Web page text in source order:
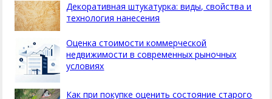
Декоративная штукатурка: виды, свойства и
технология нанесения
Оценка стоимости коммерческой
недвижимости в современных рыночных
условиях
Как при покупке оценить состояние старого